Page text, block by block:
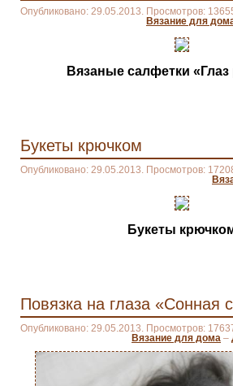
Опубликовано: 29.05.2013. Просмотров:
Вязание для
Вязаные салфетки
Букеты крючком
Опубликовано: 29.05.2013. Просмотров:
Букеты
Повязка на глаза «Сонная
Опубликовано: 29.05.2013. Просмотров:
Вязание для дома –